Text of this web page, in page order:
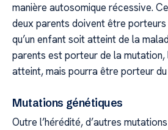
manière autosomique récessive.
deux parents doivent être
qu’un enfant soit atteint de la
parents est porteur de la mutation,
atteint, mais pourra être porteur du
Mutations génétiques
Outre l’hérédité, d’autres